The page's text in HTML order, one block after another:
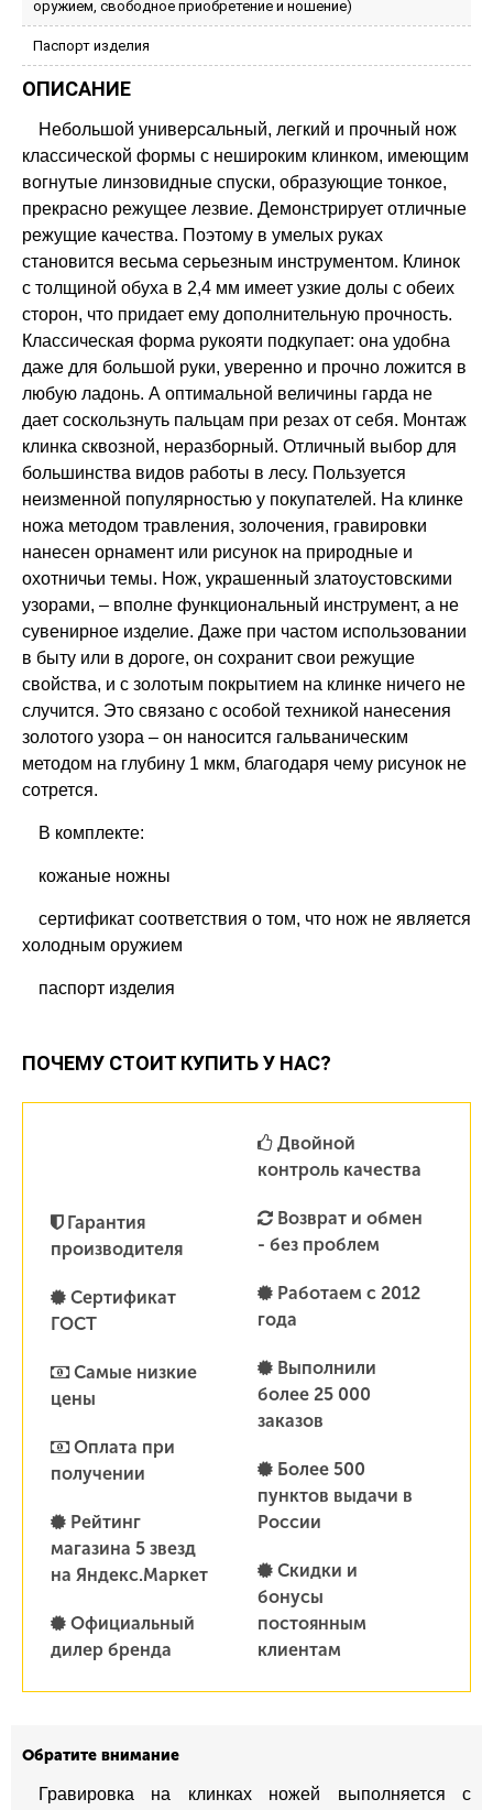
оружием, свободное приобретение и ношение)
Паспорт изделия
ОПИСАНИЕ
Небольшой универсальный, легкий и прочный нож
классической формы с нешироким клинком, имеющим
вогнутые линзовидные спуски, образующие тонкое,
прекрасно режущее лезвие. Демонстрирует отличные
режущие качества. Поэтому в умелых руках
становится весьма серьезным инструментом. Клинок
с толщиной обуха в 2,4 мм имеет узкие долы с обеих
сторон, что придает ему дополнительную прочность.
Классическая форма рукояти подкупает: она удобна
даже для большой руки, уверенно и прочно ложится в
любую ладонь. А оптимальной величины гарда не
дает соскользнуть пальцам при резах от себя. Монтаж
клинка сквозной, неразборный. Отличный выбор для
большинства видов работы в лесу. Пользуется
неизменной популярностью у покупателей. На клинке
ножа методом травления, золочения, гравировки
нанесен орнамент или рисунок на природные и
охотничьи темы. Нож, украшенный златоустовскими
узорами, – вполне функциональный инструмент, а не
сувенирное изделие. Даже при частом использовании
в быту или в дороге, он сохранит свои режущие
свойства, и с золотым покрытием на клинке ничего не
случится. Это связано с особой техникой нанесения
золотого узора – он наносится гальваническим
методом на глубину 1 мкм, благодаря чему рисунок не
сотрется.
В комплекте:
кожаные ножны
сертификат соответствия о том, что нож не является
холодным оружием
паспорт изделия
ПОЧЕМУ СТОИТ КУПИТЬ У НАС?
Гарантия
производителя
Сертификат
ГОСТ
Самые низкие
цены
Оплата при
получении
Рейтинг
магазина 5 звезд
на Яндекс.Маркет
Официальный
дилер бренда
Двойной
контроль качества
Возврат и обмен
- без проблем
Работаем с 2012
года
Выполнили
более 25 000
заказов
Более 500
пунктов выдачи в
России
Скидки и
бонусы
постоянным
клиентам
Обратите внимание
Гравировка на клинках ножей выполняется с